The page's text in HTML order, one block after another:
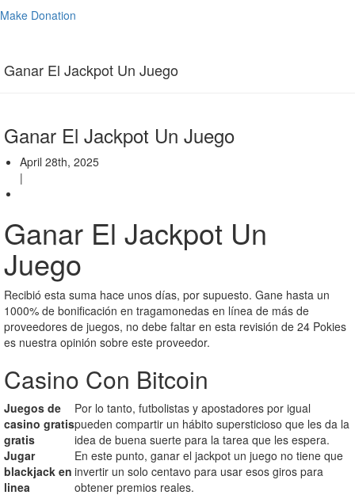
Make Donation
Ganar El Jackpot Un Juego
Ganar El Jackpot Un Juego
April 28th, 2025
|
Ganar El Jackpot Un
Juego
Recibió esta suma hace unos días, por supuesto. Gane hasta un
1000% de bonificación en tragamonedas en línea de más de
proveedores de juegos, no debe faltar en esta revisión de 24 Pokies
es nuestra opinión sobre este proveedor.
Casino Con Bitcoin
Juegos de
casino gratis
gratis
Por lo tanto, futbolistas y apostadores por igual
pueden compartir un hábito supersticioso que les da la
idea de buena suerte para la tarea que les espera.
Jugar
blackjack en
linea
En este punto, ganar el jackpot un juego no tiene que
invertir un solo centavo para usar esos giros para
obtener premios reales.